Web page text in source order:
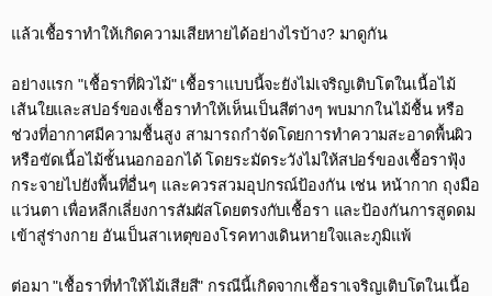
แล้วเชื้อราทำให้เกิดความเสียหายได้อย่างไรบ้าง? มาดูกัน​
อย่างแรก "เชื้อราที่ผิวไม้" เชื้อราแบบนี้จะยังไม่เจริญเติบโตในเนื้อไม้
เส้นใยและสปอร์ของเชื้อราทำให้เห็นเป็นสีต่างๆ พบมากในไม้ชื้น หรือ
ช่วงที่อากาศมีความชื้นสูง สามารถกำจัดโดยการทำความสะอาดพื้นผิว
หรือขัดเนื้อไม้ชั้นนอกออกได้ โดยระมัดระวังไม่ให้สปอร์ของเชื้อราฟุ้ง
กระจายไปยังพื้นที่อื่นๆ และควรสวมอุปกรณ์ป้องกัน เช่น หน้ากาก ถุงมือ
แว่นตา เพื่อหลีกเลี่ยงการสัมผัสโดยตรงกับเชื้อรา และป้องกันการสูดดม
เข้าสู่ร่างกาย อันเป็นสาเหตุของโรคทางเดินหายใจและภูมิแพ้​
ต่อมา "เชื้อราที่ทำให้ไม้เสียสี" กรณีนี้เกิดจากเชื้อราเจริญเติบโตในเนื้อ